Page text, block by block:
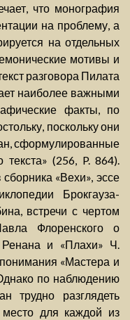
что монография
на проблему, а
на отдельных
мотивы и
разговора Пилата
наиболее важными
факты, по
поскольку они
сформулированные
текста» (256, P. 864).
«Вехи», эссе
Брокгауза-
встречи с чертом
Флоренского о
и «Плахи» Ч.
«Мастера и
по наблюдению
трудно разглядеть
для каждой из